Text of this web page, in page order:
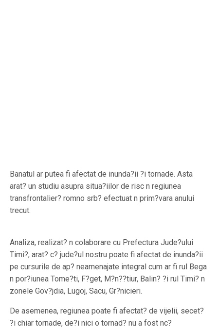
Banatul ar putea fi afectat de inunda?ii ?i tornade. Asta
arat? un studiu asupra situa?iilor de risc n regiunea
transfrontalier? romno srb? efectuat n prim?vara anului
trecut.
Analiza, realizat? n colaborare cu Prefectura Jude?ului
Timi?, arat? c? jude?ul nostru poate fi afectat de inunda?ii
pe cursurile de ap? neamenajate integral cum ar fi rul Bega
n por?iunea Tome?ti, F?get, M?n??tiur, Balin? ?i rul Timi? n
zonele Gov?jdia, Lugoj, Sacu, Gr?nicieri.
De asemenea, regiunea poate fi afectat? de vijelii, secet?
?i chiar tornade, de?i nici o tornad? nu a fost nc?